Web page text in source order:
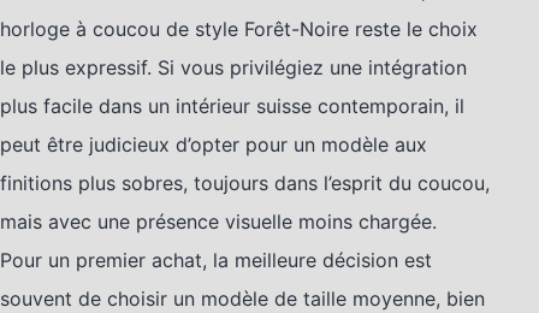
horloge à coucou de style Forêt-Noire reste le choix
le plus expressif. Si vous privilégiez une intégration
plus facile dans un intérieur suisse contemporain, il
peut être judicieux d’opter pour un modèle aux
finitions plus sobres, toujours dans l’esprit du coucou,
mais avec une présence visuelle moins chargée.
Pour un premier achat, la meilleure décision est
souvent de choisir un modèle de taille moyenne, bien